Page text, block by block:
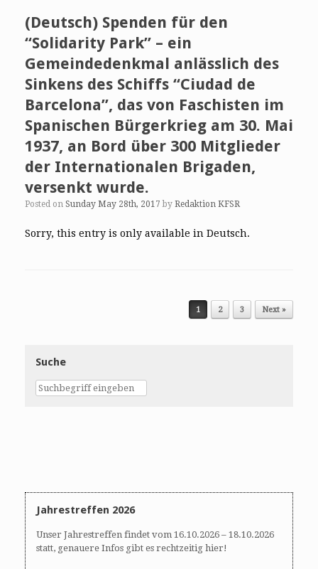
(Deutsch) Spenden für den
“Solidarity Park” – ein
Gemeindedenkmal anlässlich des
Sinkens des Schiffs “Ciudad de
Barcelona”, das von Faschisten im
Spanischen Bürgerkrieg am 30. Mai
1937, an Bord über 300 Mitglieder
der Internationalen Brigaden,
versenkt wurde.
Posted on Sunday May 28th, 2017 by Redaktion KFSR
Sorry, this entry is only available in Deutsch.
1 2 3 Next »
Suche
Jahrestreffen 2026
Unser Jahrestreffen findet vom 16.10.2026 – 18.10.2026
statt, genauere Infos gibt es rechtzeitig hier!